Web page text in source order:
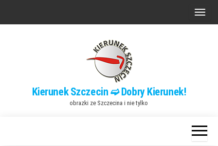
P
n
a
Kierunek Szczecin ➫ Dobry Kierunek!
obrazki ze Szczecina i nie tylko